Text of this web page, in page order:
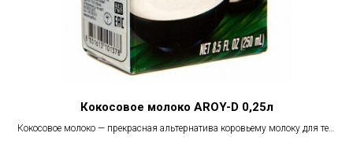
Кокосовое молоко AROY-D 0,25л
Кокосовое молоко — прекрасная альтернатива коровьему молоку для тех,